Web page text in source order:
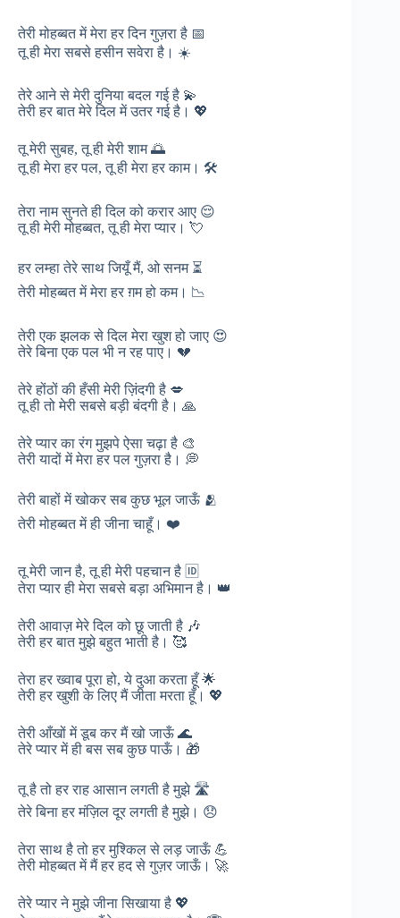
तेरी मोहब्बत में मेरा हर दिन गुज़रा है 📅
तू ही मेरा सबसे हसीन सवेरा है। ☀️
तेरे आने से मेरी दुनिया बदल गई है 💫
तेरी हर बात मेरे दिल में उतर गई है। 💖
तू मेरी सुबह, तू ही मेरी शाम 🌅
तू ही मेरा हर पल, तू ही मेरा हर काम। 🛠️
तेरा नाम सुनते ही दिल को करार आए 😌
तू ही मेरी मोहब्बत, तू ही मेरा प्यार। 💘
हर लम्हा तेरे साथ जियूँ मैं, ओ सनम ⏳
तेरी मोहब्बत में मेरा हर ग़म हो कम। 📉
तेरी एक झलक से दिल मेरा खुश हो जाए 😍
तेरे बिना एक पल भी न रह पाए। 💔
तेरे होंठों की हँसी मेरी ज़िंदगी है 💋
तू ही तो मेरी सबसे बड़ी बंदगी है। 🙏
तेरे प्यार का रंग मुझपे ऐसा चढ़ा है 🎨
तेरी यादों में मेरा हर पल गुज़रा है। 💭
तेरी बाहों में खोकर सब कुछ भूल जाऊँ 🫂
तेरी मोहब्बत में ही जीना चाहूँ। ❤️
तू मेरी जान है, तू ही मेरी पहचान है 🆔
तेरा प्यार ही मेरा सबसे बड़ा अभिमान है। 👑
तेरी आवाज़ मेरे दिल को छू जाती है 🎶
तेरी हर बात मुझे बहुत भाती है। 🥰
तेरा हर ख्वाब पूरा हो, ये दुआ करता हूँ 🌟
तेरी हर खुशी के लिए मैं जीता मरता हूँ। 💖
तेरी आँखों में डूब कर मैं खो जाऊँ 🌊
तेरे प्यार में ही बस सब कुछ पाऊँ। 🎁
तू है तो हर राह आसान लगती है मुझे 🛣️
तेरे बिना हर मंज़िल दूर लगती है मुझे। 😞
तेरा साथ है तो हर मुश्किल से लड़ जाऊँ 💪
तेरी मोहब्बत में मैं हर हद से गुज़र जाऊँ। 🚀
तेरे प्यार ने मुझे जीना सिखाया है 💖